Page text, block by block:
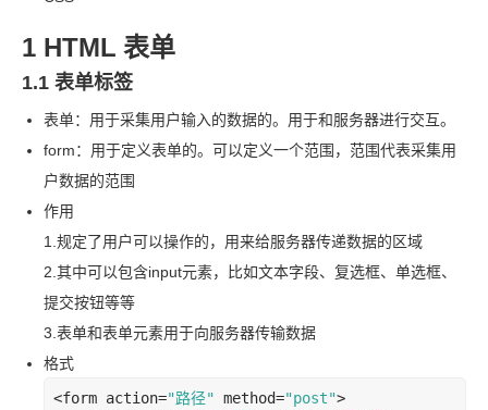
1 HTML 表单
1.1 表单标签
表单：用于采集用户输入的数据的。用于和服务器进行交互。
form：用于定义表单的。可以定义一个范围，范围代表采集用
户数据的范围
作用
1. 规定了用户可以操作的，用来给服务器传递数据的区域
2. 其中可以包含input元素，比如文本字段、复选框、单选框、
提交按钮等等
3. 表单和表单元素用于向服务器传输数据
格式
<form action="路径" method="post">